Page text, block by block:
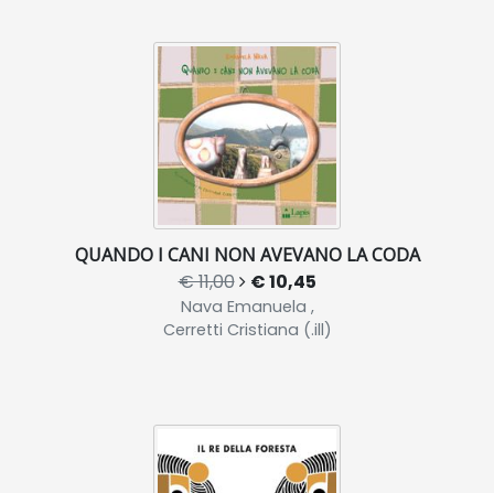
QUANDO I CANI NON AVEVANO LA CODA
€ 11,00 € 10,45
Nava Emanuela ,
Cerretti Cristiana (.ill)